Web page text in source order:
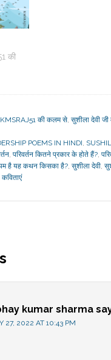
की
की कलम से, सुशीला देवी जी
POEMS IN HINDI,
, परिवर्तन कितने प्रकार के होते हैं?,
है यह कथन किसका है?, सुशीला देवी,
kumar sharma
27, 2022 AT 10:43 PM